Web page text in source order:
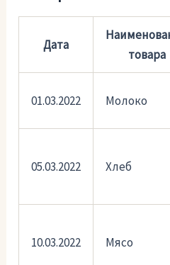
Дата
товара
01.03.2022 Молоко
05.03.2022 Хлеб
10.03.2022 Мясо